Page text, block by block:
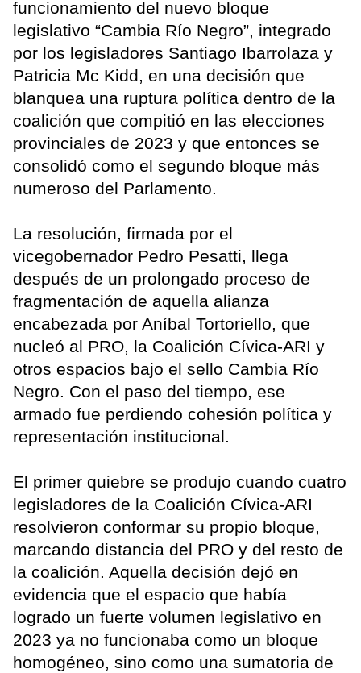
funcionamiento del nuevo bloque
legislativo “Cambia Río Negro”, integrado
por los legisladores Santiago Ibarrolaza y
Patricia Mc Kidd, en una decisión que
blanquea una ruptura política dentro de la
coalición que compitió en las elecciones
provinciales de 2023 y que entonces se
consolidó como el segundo bloque más
numeroso del Parlamento.
La resolución, firmada por el
vicegobernador Pedro Pesatti, llega
después de un prolongado proceso de
fragmentación de aquella alianza
encabezada por Aníbal Tortoriello, que
nucleó al PRO, la Coalición Cívica-ARI y
otros espacios bajo el sello Cambia Río
Negro. Con el paso del tiempo, ese
armado fue perdiendo cohesión política y
representación institucional.
El primer quiebre se produjo cuando cuatro
legisladores de la Coalición Cívica-ARI
resolvieron conformar su propio bloque,
marcando distancia del PRO y del resto de
la coalición. Aquella decisión dejó en
evidencia que el espacio que había
logrado un fuerte volumen legislativo en
2023 ya no funcionaba como un bloque
homogéneo, sino como una sumatoria de